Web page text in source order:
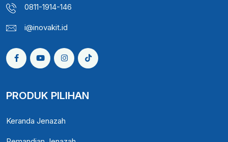
0811-1914-146
i@inovakit.id
PRODUK PILIHAN
Keranda Jenazah